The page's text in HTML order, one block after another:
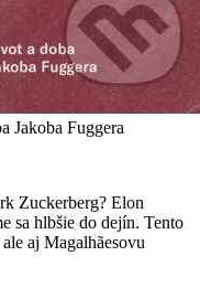
Jakoba Fuggera
Zuckerberg? Elon
sa hlbšie do dejín. Tento
aj Magalhãesovu